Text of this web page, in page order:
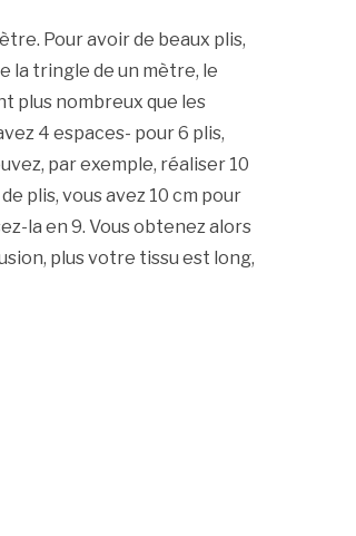
Pour avoir de beaux plis,
la tringle de un mètre, le
plus nombreux que les
4 espaces- pour 6 plis,
par exemple, réaliser 10
plis, vous avez 10 cm pour
la en 9. Vous obtenez alors
plus votre tissu est long,